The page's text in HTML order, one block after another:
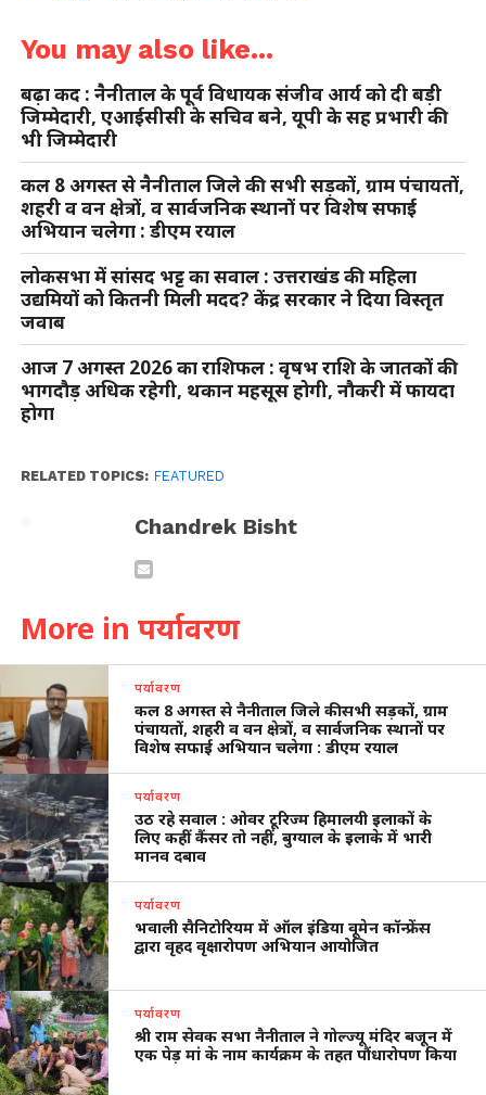
You may also like...
बढ़ा कद : नैनीताल के पूर्व विधायक संजीव आर्य को दी बड़ी
जिम्मेदारी, एआईसीसी के सचिव बने, यूपी के सह प्रभारी की
भी जिम्मेदारी
कल 8 अगस्त से नैनीताल जिले की सभी सड़कों, ग्राम पंचायतों,
शहरी व वन क्षेत्रों, व सार्वजनिक स्थानों पर विशेष सफाई
अभियान चलेगा : डीएम रयाल
लोकसभा में सांसद भट्ट का सवाल : उत्तराखंड की महिला
उद्यमियों को कितनी मिली मदद? केंद्र सरकार ने दिया विस्तृत
जवाब
आज 7 अगस्त 2026 का राशिफल : वृषभ राशि के जातकों की
भागदौड़ अधिक रहेगी, थकान महसूस होगी, नौकरी में फायदा
होगा
RELATED TOPICS: FEATURED
Chandrek Bisht
More in पर्यावरण
पर्यावरण
कल 8 अगस्त से नैनीताल जिले की सभी सड़कों, ग्राम
पंचायतों, शहरी व वन क्षेत्रों, व सार्वजनिक स्थानों पर
विशेष सफाई अभियान चलेगा : डीएम रयाल
पर्यावरण
उठ रहे सवाल : ओवर टूरिज्म हिमालयी इलाकों के
लिए कहीं कैंसर तो नहीं, बुग्याल के इलाके में भारी
मानव दबाव
पर्यावरण
भवाली सैनिटोरियम में ऑल इंडिया वूमेन कॉन्फ्रेंस
द्वारा वृहद वृक्षारोपण अभियान आयोजित
पर्यावरण
श्री राम सेवक सभा नैनीताल ने गोल्ज्यू मंदिर बजून में
एक पेड़ मां के नाम कार्यक्रम के तहत पौंधारोपण किया